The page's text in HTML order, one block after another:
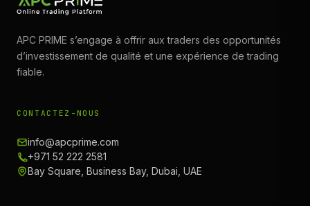
APC PRIME s’engage à offrir aux traders des opportunités
d’investissement de qualité et une expérience de trading
fiable.
CONTACTEZ-NOUS
info@apcprime.com
+971 52 222 2581
Bay Square, Business Bay, Dubai, UAE